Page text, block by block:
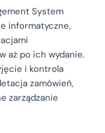
System
informatyczne,
aż po ich wydanie.
i kontrola
zamówień,
zarządzanie